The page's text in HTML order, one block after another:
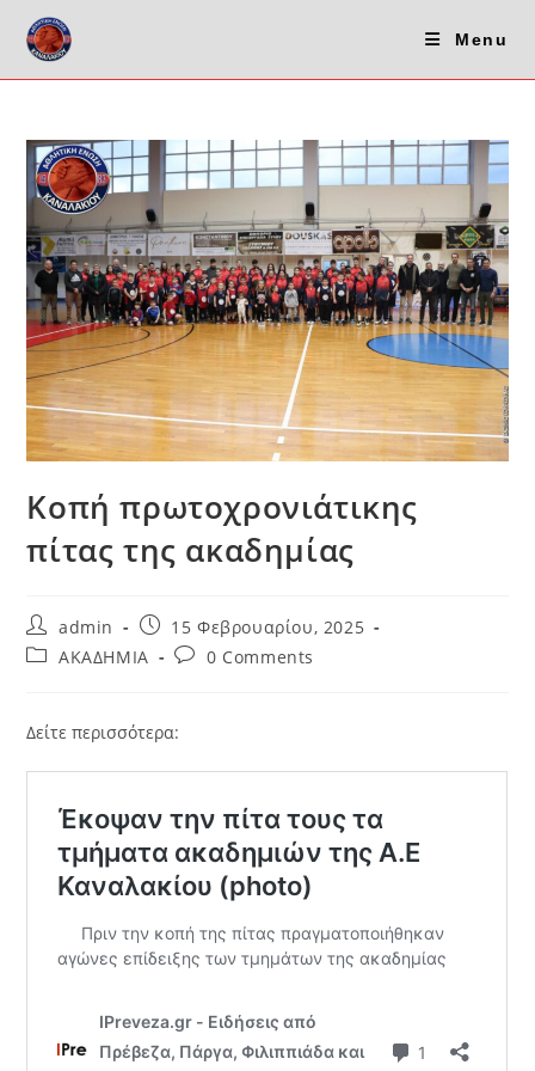
content
Menu
Κοπή πρωτοχρονιάτικης
πίτας της ακαδημίας
Post
author:
admin
Post
published:
15 Φεβρουαρίου, 2025
PostΑΚΑΔΗΜΙΑ
Post0 Comments
Δείτε περισσότερα: